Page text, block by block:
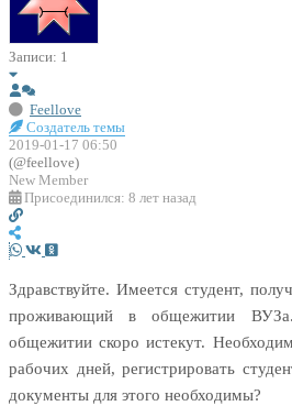
Записи: 1
Feellove
Создатель темы
2019-01-17 06:50
(@feellove)
New Member
Присоединился: 8 лет назад
Здравствуйте. Имеется студент,
проживающий в общежитии
общежитии скоро истекут.
рабочих дней, регистрировать
документы для этого необходимы?